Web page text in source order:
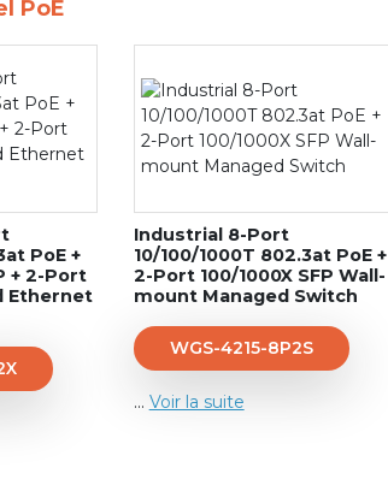
PoE
PoE +
+ 2-Port
Ethernet
Industrial 8-Port
10/100/1000T 802.3at PoE +
2-Port 100/1000X SFP Wall-
mount Managed Switch
WGS-4215-8P2S
... Voir la suite